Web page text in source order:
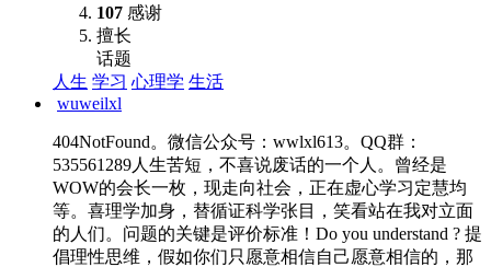
107 感谢
擅长
话题
人生 学习 心理学 生活
wuweilxl
404NotFound。微信公众号：wwlxl613。QQ群：
535561289人生苦短，不喜说废话的一个人。曾经是
WOW的会长一枚，现走向社会，正在虚心学习定慧均
等。喜理学加身，替循证科学张目，笑看站在我对立面
的人们。问题的关键是评价标准！Do you understand ? 提
倡理性思维，假如你们只愿意相信自己愿意相信的，那